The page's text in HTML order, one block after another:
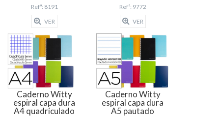
Refª: 8191
VER
Refª: 9772
VER
Caderno Witty
espiral capa dura
A4 quadriculado
Caderno Witty
espiral capa dura
A5 pautado